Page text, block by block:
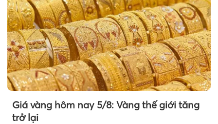
Giá vàng hôm nay 5/8: Vàng thế giới tăng
trở lại